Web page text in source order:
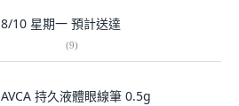
8/10 星期一 預計送達
(9)
AVCA 持久液體眼線筆 0.5g